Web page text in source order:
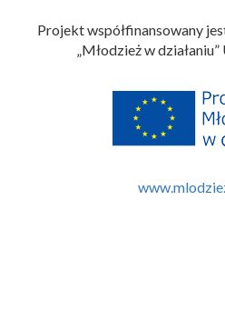
Projekt współfinansowany
„Młodzież w